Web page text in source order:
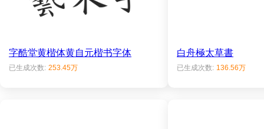
字酷堂黄楷体黄自元楷书字体
已生成次数: 253.45万
白舟極太草書
已生成次数: 136.56万